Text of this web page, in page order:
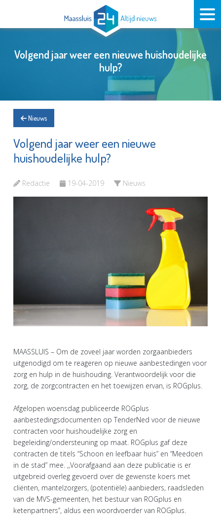
Volgend jaar weer een nieuwe huishoudelijke
hulp?
Nieuws
Volgend jaar weer een nieuwe
huishoudelijke hulp?
Redactie 19-04-2019 Nieuws
MAASSLUIS – Om de zoveel jaar worden zorgaanbieders
uitgenodigd om te reageren op nieuwe aanbestedingen voor
zorg en hulp in de huishouding. Verantwoordelijk voor die
zorg, de zorgcontracten en het toewijzen ervan, is ROGplus.
Afgelopen woensdag publiceerde ROGplus
aanbestedingsdocumenten op TenderNed voor de nieuwe
contracten voor huishoudelijke zorg en
begeleiding/ondersteuning op maat. ROGplus gaf deze
contracten de titels “Schoon en leefbaar huis” en “Meedoen
in de stad” mee. ,,Voorafgaand aan deze publicatie is er
uitgebreid overleg gevoerd over de gewenste koers met
cliënten, mantelzorgers, (potentiële) aanbieders, raadsleden
van de MVS-gemeenten, het bestuur van ROGplus en
ketenpartners’’, aldus een woordvoerder van ROGplus.